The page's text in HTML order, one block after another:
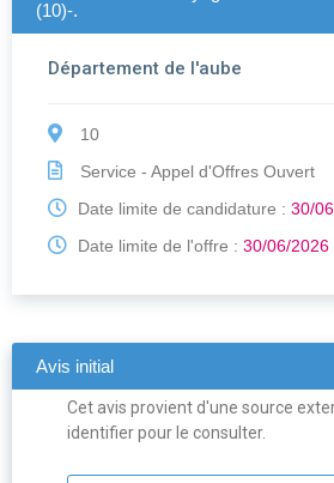
(10)-.
Département de l'aube
10
Service - Appel d'Offres Ouvert
Date limite de candidature : 30/
Date limite de l'offre : 30/06/2026
Avis initial
Cet avis provient d'une source
identifier pour le consulter.